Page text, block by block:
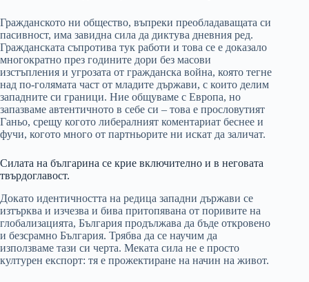
Гражданското ни общество, въпреки преобладаващата си
пасивност, има завидна сила да диктува дневния ред.
Гражданската съпротива тук работи и това се е доказало
многократно през годините дори без масови
изстъпления и угрозата от гражданска война, която тегне
над по-голямата част от младите държави, с които делим
западните си граници. Ние общуваме с Европа, но
запазваме автентичното в себе си – това е прословутият
Ганьо, срещу когото либералният коментариат беснее и
фучи, когото много от партньорите ни искат да заличат.
Силата на българина се крие включително и в неговата
твърдоглавост.
Докато идентичността на редица западни държави се
изтърква и изчезва и бива притопявана от поривите на
глобализацията, България продължава да бъде откровено
и безсрамно България. Трябва да се научим да
използваме тази си черта. Меката сила не е просто
културен експорт: тя е прожектиране на начин на живот.